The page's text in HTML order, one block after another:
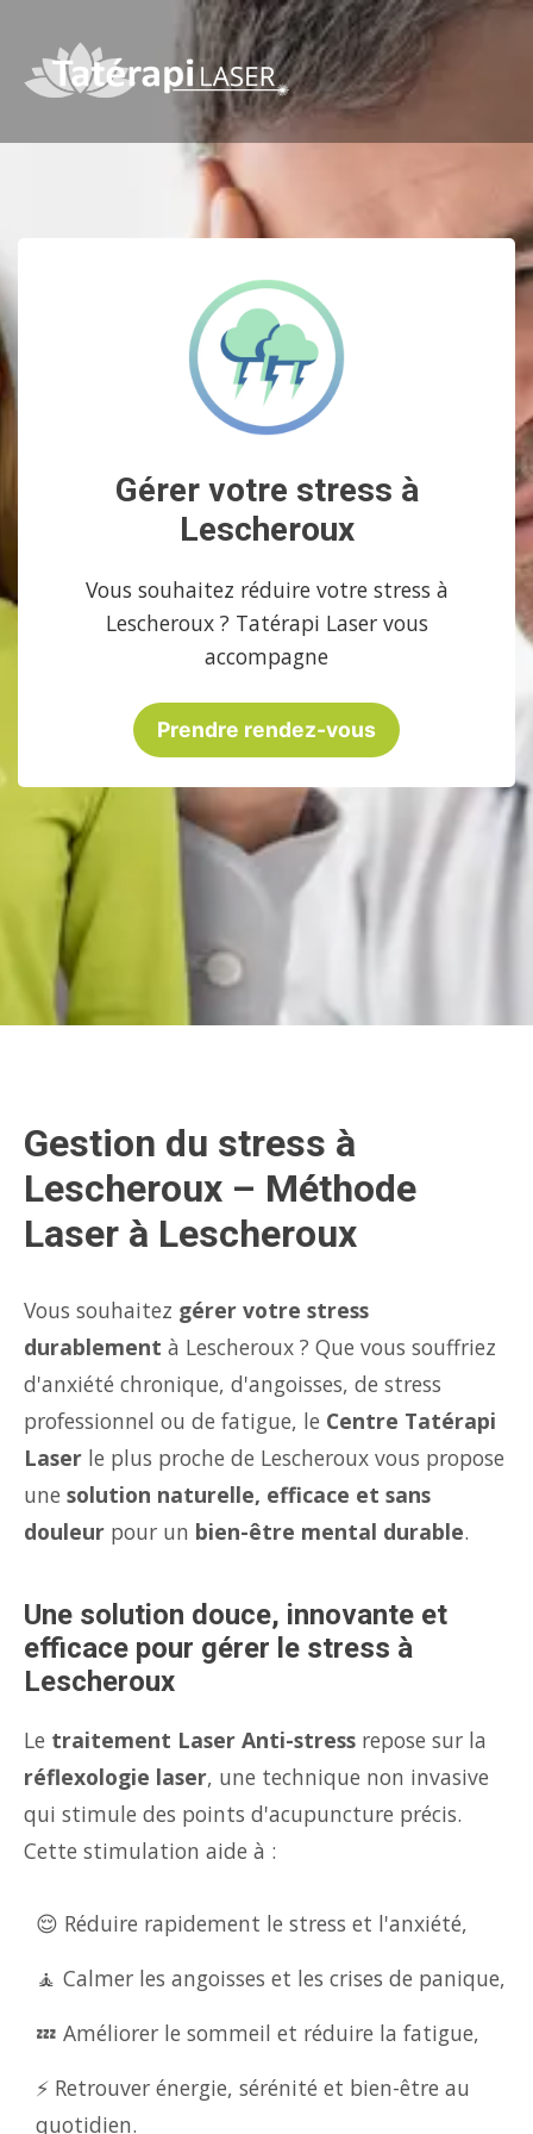
Gérer votre stress à
Lescheroux
Vous souhaitez réduire votre stress à
Lescheroux ? Tatérapi Laser vous
accompagne
Prendre rendez-vous
Gestion du stress à
Lescheroux – Méthode
Laser à Lescheroux
Vous souhaitez gérer votre stress
durablement à Lescheroux ? Que vous souffriez
d'anxiété chronique, d'angoisses, de stress
professionnel ou de fatigue, le Centre Tatérapi
Laser le plus proche de Lescheroux vous propose
une solution naturelle, efficace et sans
douleur pour un bien-être mental durable.
Une solution douce, innovante et
efficace pour gérer le stress à
Lescheroux
Le traitement Laser Anti-stress repose sur la
réflexologie laser, une technique non invasive
qui stimule des points d'acupuncture précis.
Cette stimulation aide à :
😌 Réduire rapidement le stress et l'anxiété,
🧘 Calmer les angoisses et les crises de panique,
💤 Améliorer le sommeil et réduire la fatigue,
⚡ Retrouver énergie, sérénité et bien-être au
quotidien.